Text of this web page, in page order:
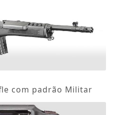
com padrão Militar